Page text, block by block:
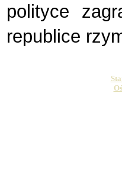
polityce
republice